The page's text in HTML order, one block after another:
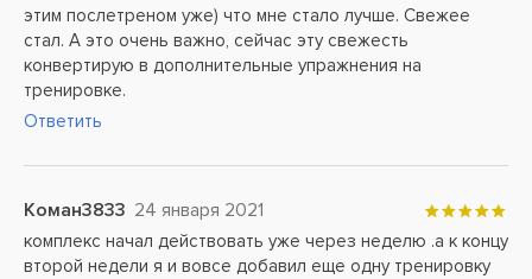
этим послетреном уже) что мне стало лучше. Свежее
стал. А это очень важно, сейчас эту свежесть
конвертирую в дополнительные упражнения на
тренировке.
Ответить
Коман3833 24 января 2021
комплекс начал действовать уже через неделю .а к концу
второй недели я и вовсе добавил еще одну тренировку